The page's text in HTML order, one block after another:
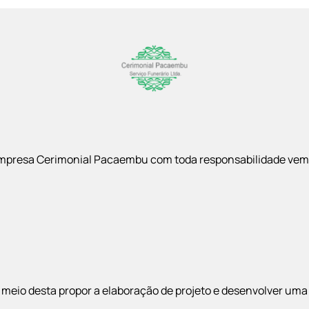
Cerimonial Pacaembu com toda responsabilidade
meio desta propor a elaboração de projeto e desenvolver uma